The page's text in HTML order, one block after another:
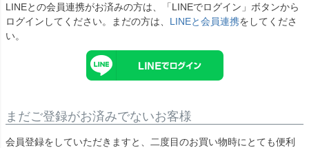
LINEとの会員連携がお済みの方は、「LINEでログイン」ボタンから
ログインしてください。まだの方は、 LINEと会員連携をしてくださ
い。
まだご登録がお済みでないお客様
会員登録をしていただきますと、二度目のお買い物時にとても便利